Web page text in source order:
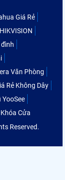
Giá Rẻ
Văn Phòng
Rẻ Không Dây
YooSee
Cửa
Reserved.